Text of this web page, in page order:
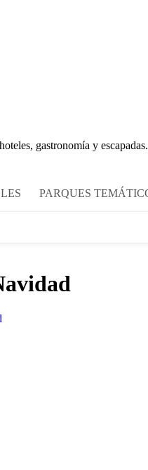
gastronomía y escapadas.
PARQUES